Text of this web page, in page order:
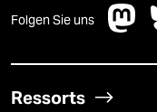
Folgen Sie uns
Ressorts